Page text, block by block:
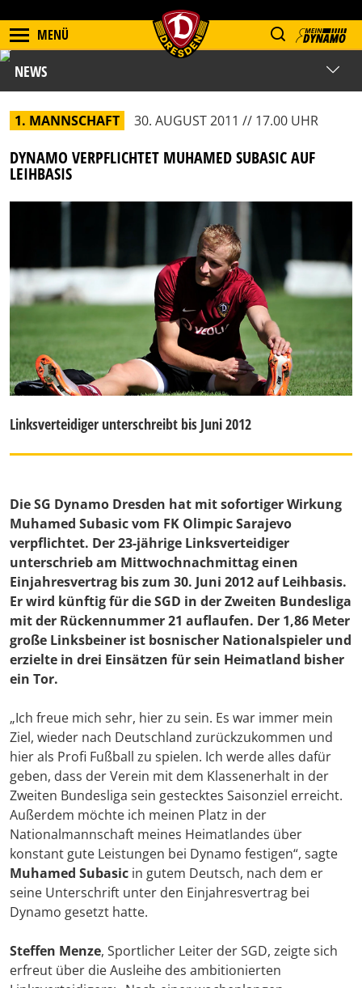
MENÜ
NEWS
1. MANNSCHAFT 30. AUGUST 2011 // 17.00 UHR
DYNAMO VERPFLICHTET MUHAMED SUBASIC AUF
LEIHBASIS
Linksverteidiger unterschreibt bis Juni 2012
Die SG Dynamo Dresden hat mit sofortiger Wirkung
Muhamed Subasic vom FK Olimpic Sarajevo
verpflichtet. Der 23-jährige Linksverteidiger
unterschrieb am Mittwochnachmittag einen
Einjahresvertrag bis zum 30. Juni 2012 auf Leihbasis.
Er wird künftig für die SGD in der Zweiten Bundesliga
mit der Rückennummer 21 auflaufen. Der 1,86 Meter
große Linksbeiner ist bosnischer Nationalspieler und
erzielte in drei Einsätzen für sein Heimatland bisher
ein Tor.
„Ich freue mich sehr, hier zu sein. Es war immer mein
Ziel, wieder nach Deutschland zurückzukommen und
hier als Profi Fußball zu spielen. Ich werde alles dafür
geben, dass der Verein mit dem Klassenerhalt in der
Zweiten Bundesliga sein gestecktes Saisonziel erreicht.
Außerdem möchte ich meinen Platz in der
Nationalmannschaft meines Heimatlandes über
konstant gute Leistungen bei Dynamo festigen“, sagte
Muhamed Subasic in gutem Deutsch, nach dem er
seine Unterschrift unter den Einjahresvertrag bei
Dynamo gesetzt hatte.
Steffen Menze, Sportlicher Leiter der SGD, zeigte sich
erfreut über die Ausleihe des ambitionierten